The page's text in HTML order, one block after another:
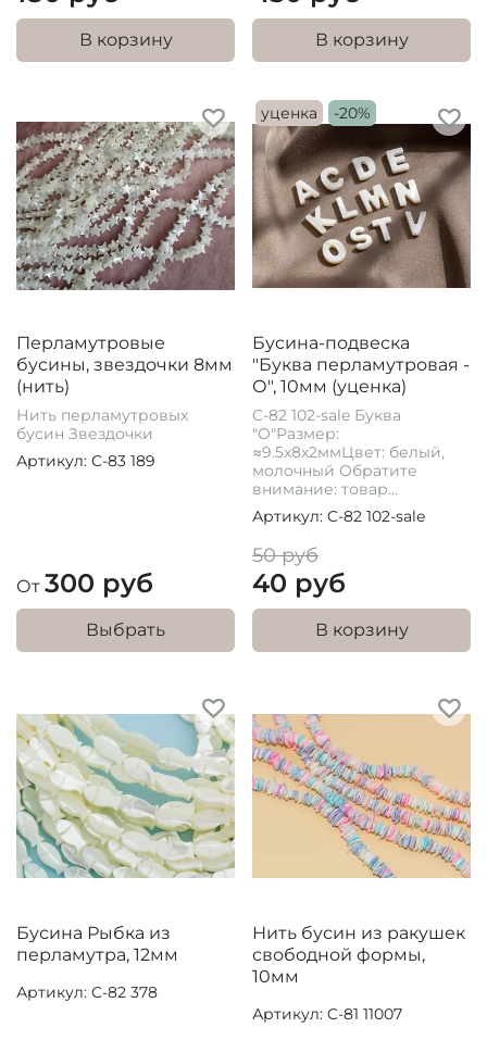
В корзину В корзину
Перламутровые
бусины, звездочки 8мм
(нить)
Нить перламутровых
бусин Звездочки
Артикул: C-83 189
От 300 руб
Выбрать
уценка -20%
Бусина-подвеска
"Буква перламутровая -
О", 10мм (уценка)
C-82 102-sale Буква
"O"Размер:
≈9.5x8x2ммЦвет: белый,
молочный Обратите
внимание: товар...
Артикул: C-82 102-sale
50 руб
40 руб
В корзину
Бусина Рыбка из
перламутра, 12мм
Артикул: C-82 378
Нить бусин из ракушек
свободной формы,
10мм
Артикул: C-81 11007